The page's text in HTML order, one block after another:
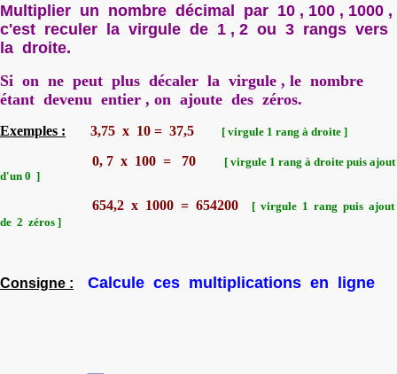
Multiplier un nombre décimal par 10 , 100 , 1000 ,
c'est reculer la virgule de 1 , 2 ou 3 rangs vers
la droite.
Si on ne peut plus décaler la virgule , le nombre
étant devenu entier , on ajoute des zéros.
Exemples : 3,75 x 10 = 37,5 [ virgule 1 rang à droite ]
0, 7 x 100 = 70
[ virgule 1 rang à droite puis ajout
d'un 0 ]
654,2 x 1000 = 654200
[ virgule 1 rang puis ajout
de 2 zéros ]
Consigne : Calcule ces multiplications en ligne